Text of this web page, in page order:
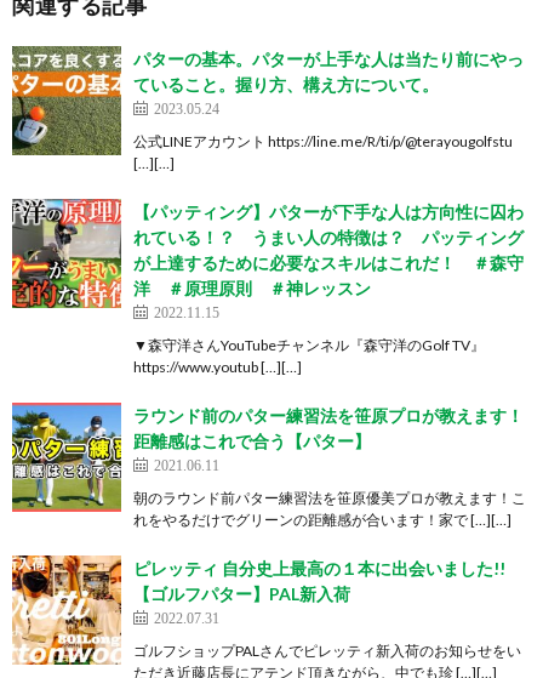
パターの基本。パターが上手な人は当たり前にやっ
ていること。握り方、構え方について。
2023.05.24
公式LINEアカウント https://line.me/R/ti/p/@terayougolfstu
[…][…]
【パッティング】パターが下手な人は方向性に囚わ
れている！？ うまい人の特徴は？ パッティング
が上達するために必要なスキルはこれだ！ ＃森守
洋 ＃原理原則 ＃神レッスン
2022.11.15
▼森守洋さんYouTubeチャンネル『森守洋のGolf TV』
https://www.youtub […][…]
ラウンド前のパター練習法を笹原プロが教えます！
距離感はこれで合う【パター】
2021.06.11
朝のラウンド前パター練習法を笹原優美プロが教えます！こ
れをやるだけでグリーンの距離感が合います！家で […][…]
ピレッティ 自分史上最高の１本に出会いました!!
【ゴルフパター】PAL新入荷
2022.07.31
ゴルフショップPALさんでピレッティ新入荷のお知らせをい
ただき近藤店長にアテンド頂きながら、中でも珍 […][…]